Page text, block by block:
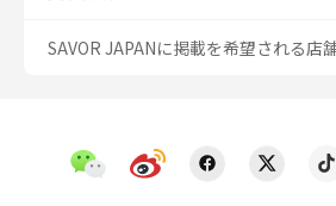
SAVOR JAPANに掲載を希望される店